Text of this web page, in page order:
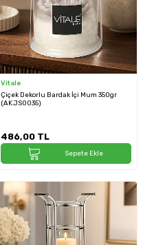
Vitale
Çiçek Dekorlu Bardak İçi Mum 350gr
(AK.JS0035)
486,00 TL
Sepete Ekle